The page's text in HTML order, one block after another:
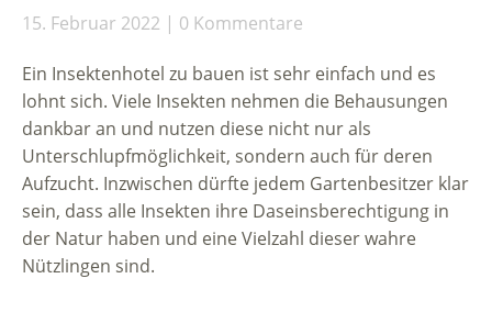
15. Februar 2022 0 Kommentare
Ein Insektenhotel zu bauen ist sehr einfach und es
lohnt sich. Viele Insekten nehmen die Behausungen
dankbar an und nutzen diese nicht nur als
Unterschlupfmöglichkeit, sondern auch für deren
Aufzucht. Inzwischen dürfte jedem Gartenbesitzer klar
sein, dass alle Insekten ihre Daseinsberechtigung in
der Natur haben und eine Vielzahl dieser wahre
Nützlingen sind.